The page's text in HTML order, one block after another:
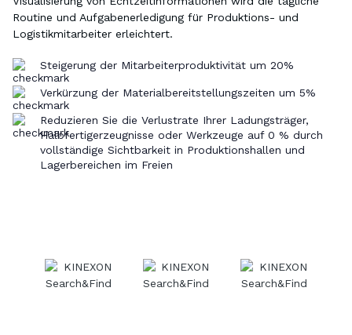
Routine und Aufgabenerledigung für Produktions- und
Logistikmitarbeiter erleichtert.
Steigerung der Mitarbeiterproduktivität um 20%
Verkürzung der Materialbereitstellungszeiten um 5%
Reduzieren Sie die Verlustrate Ihrer Ladungsträger,
Halbfertigerzeugnisse oder Werkzeuge auf 0 % durch
vollständige Sichtbarkeit in Produktionshallen und
Lagerbereichen im Freien​